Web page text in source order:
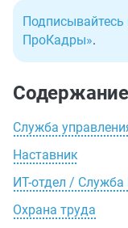
Подписывайтесь
ПроКадры».
Содержание
Служба
Наставник
ИТ-отдел /
Охрана труда